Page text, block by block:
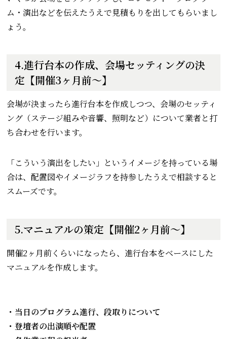
ム・演出などを伝えたうえで見積もりを出してもらいまし
ょう。
4.進行台本の作成、会場セッティングの決
定【開催3ヶ月前～】
会場が決まったら進行台本を作成しつつ、会場のセッティ
ング（ステージ組みや音響、照明など）について業者と打
ち合わせを行います。
「こういう演出をしたい」というイメージを持っている場
合は、配置図やイメージラフを持参したうえで相談すると
スムーズです。
5.マニュアルの策定【開催2ヶ月前～】
開催2ヶ月前くらいになったら、進行台本をベースにした
マニュアルを作成します。
・当日のプログラム進行、段取りについて
・登壇者の出演順や配置